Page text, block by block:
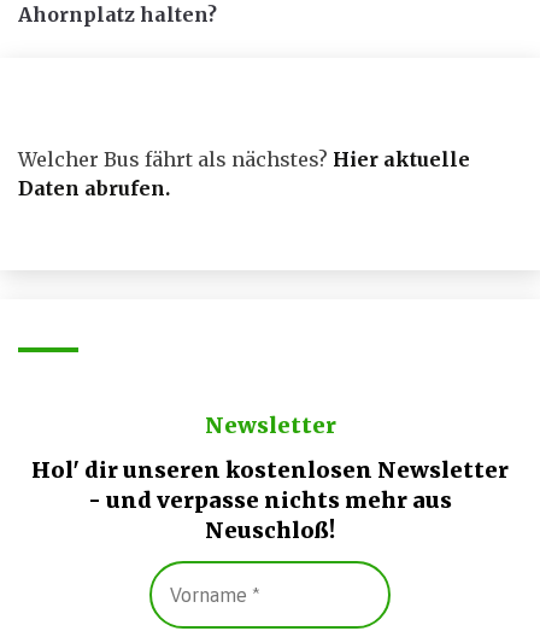
Ahornplatz halten?
Welcher Bus fährt als nächstes? Hier aktuelle
Daten abrufen.
Newsletter
Hol' dir unseren kostenlosen Newsletter
- und verpasse nichts mehr aus
Neuschloß!